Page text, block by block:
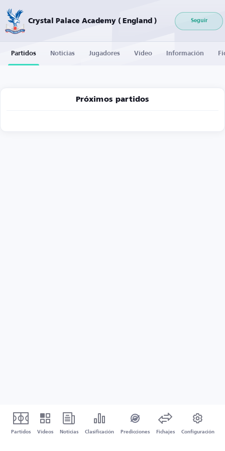
Crystal Palace Academy ( England ) Seguir
Partidos Noticias Jugadores Vídeo Información
Próximos partidos
Partidos Vídeos Noticias Clasificación Predicciones Fichajes Configuración